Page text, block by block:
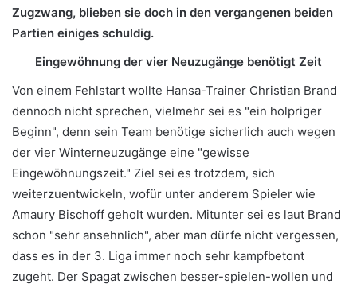
Zugzwang, blieben sie doch in den vergangenen beiden
Partien einiges schuldig.
Eingewöhnung der vier Neuzugänge benötigt Zeit
Von einem Fehlstart wollte Hansa-Trainer Christian Brand
dennoch nicht sprechen, vielmehr sei es "ein holpriger
Beginn", denn sein Team benötige sicherlich auch wegen
der vier Winterneuzugänge eine "gewisse
Eingewöhnungszeit." Ziel sei es trotzdem, sich
weiterzuentwickeln, wofür unter anderem Spieler wie
Amaury Bischoff geholt wurden. Mitunter sei es laut Brand
schon "sehr ansehnlich", aber man dürfe nicht vergessen,
dass es in der 3. Liga immer noch sehr kampfbetont
zugeht. Der Spagat zwischen besser-spielen-wollen und